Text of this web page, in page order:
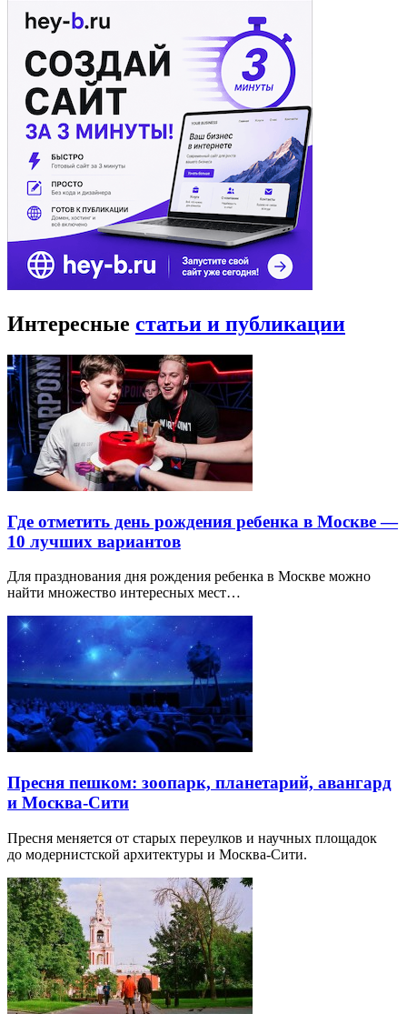
Интересные статьи и публикации
Где отметить день рождения ребенка в Москве —
10 лучших вариантов
Для празднования дня рождения ребенка в Москве можно
найти множество интересных мест…
Пресня пешком: зоопарк, планетарий, авангард
и Москва-Сити
Пресня меняется от старых переулков и научных площадок
до модернистской архитектуры и Москва-Сити.